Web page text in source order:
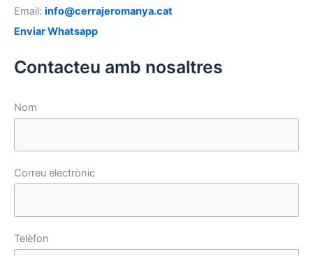
Email: info@cerrajeromanya.cat
Enviar Whatsapp
Contacteu amb nosaltres
Nom
Correu electrònic
Telèfon